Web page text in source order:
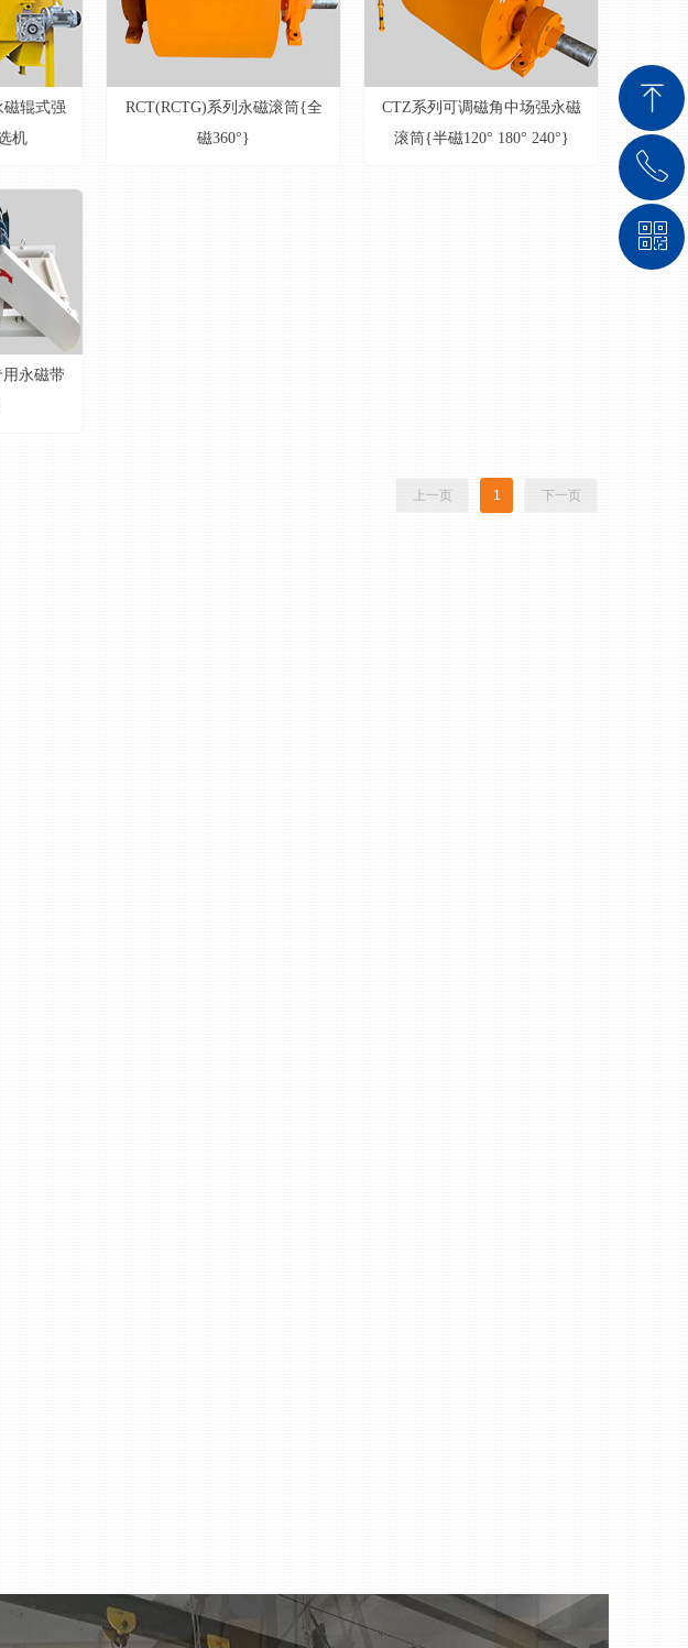
磁辊式强
机
RCT(RCTG)系列永磁滚筒{全
磁360°}
CTZ系列可调磁角中场强永磁
滚筒{半磁120° 180° 240°}
永磁带
上一页 1 下一页
ꁸ
回到顶部
ꂅ
139 5367 8377
ꀥ